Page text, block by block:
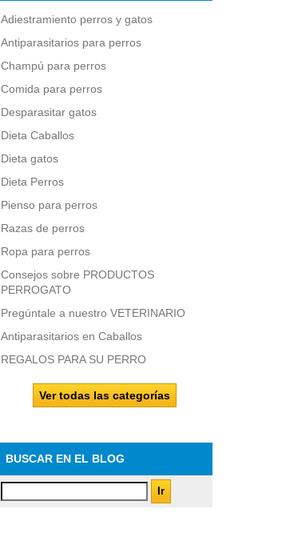
Adiestramiento perros y gatos
Antiparasitarios para perros
Champú para perros
Comida para perros
Desparasitar gatos
Dieta Caballos
Dieta gatos
Dieta Perros
Pienso para perros
Razas de perros
Ropa para perros
Consejos sobre PRODUCTOS
PERROGATO
Pregúntale a nuestro VETERINARIO
Antiparasitarios en Caballos
REGALOS PARA SU PERRO
Ver todas las categorías
BUSCAR EN EL BLOG